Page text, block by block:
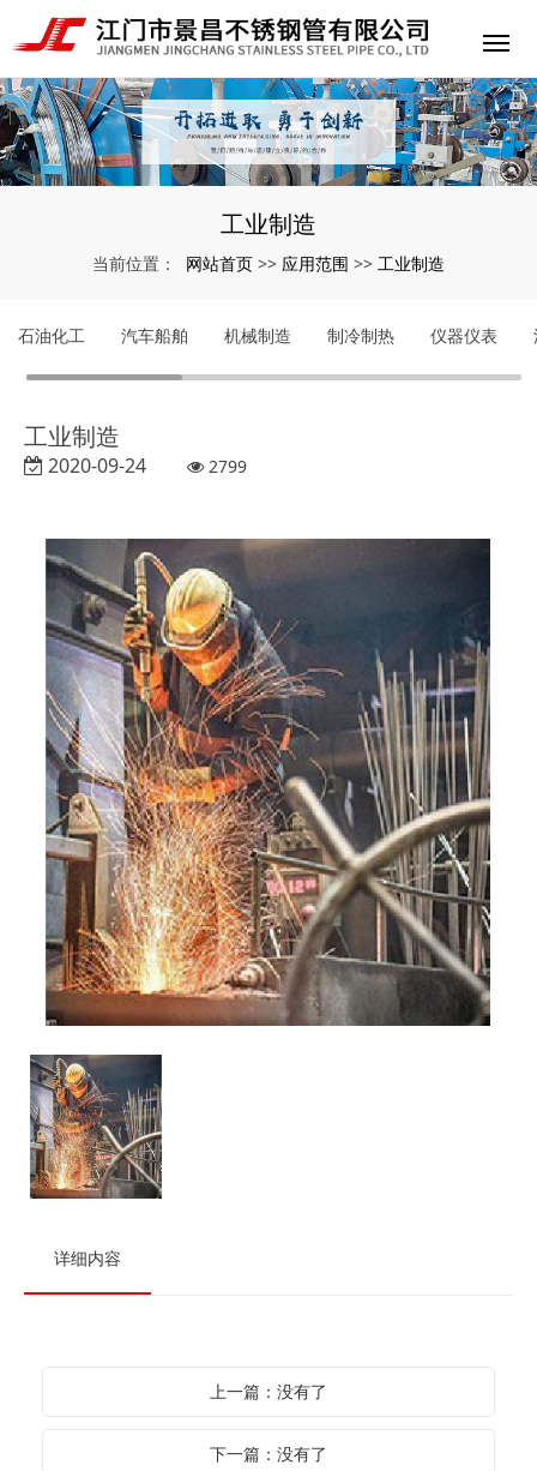
工业制造
当前位置： 网站首页 >> 应用范围 >> 工业制造
石油化工 汽车船舶 机械制造 制冷制热 仪器仪表
工业制造
2020-09-24 2799
详细内容
上一篇：没有了
下一篇：没有了